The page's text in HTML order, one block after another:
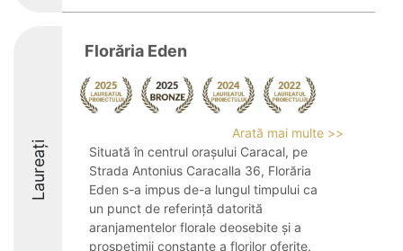
Laureați
Florăria Eden
Arată mai multe >>
Situată în centrul orașului Caracal, pe
Strada Antonius Caracalla 36, Florăria
Eden s-a impus de-a lungul timpului ca
un punct de referință datorită
aranjamentelor florale deosebite și a
prospețimii constante a florilor oferite.